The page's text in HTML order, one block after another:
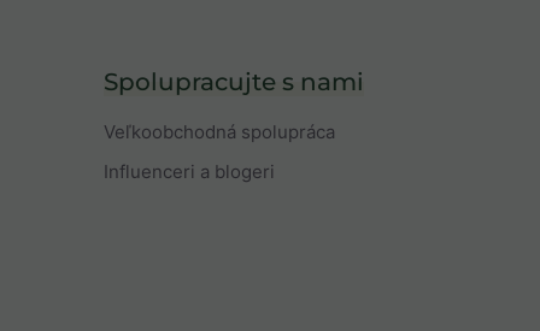
Spolupracujte s nami
Veľkoobchodná spolupráca
Influenceri a blogeri